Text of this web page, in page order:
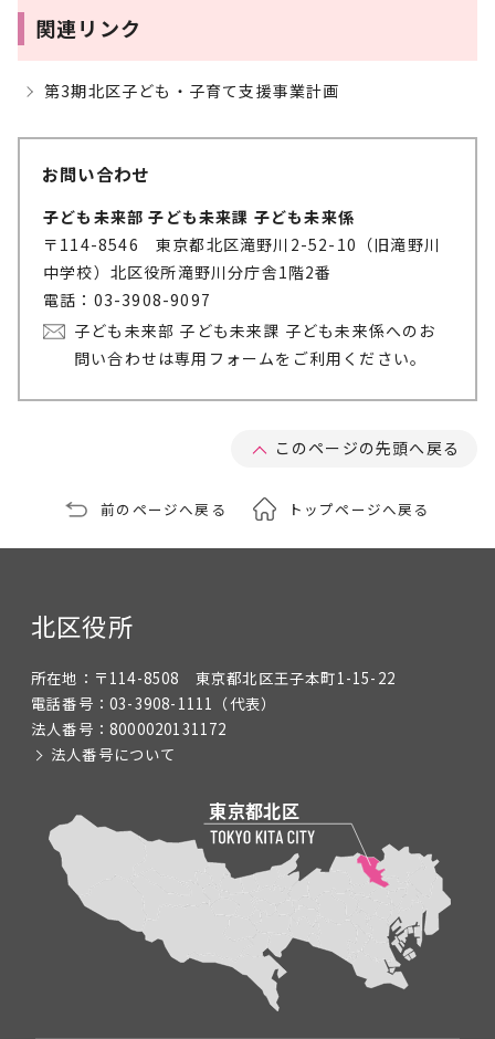
関連リンク
第3期北区子ども・子育て支援事業計画
お問い合わせ
子ども未来部 子ども未来課 子ども未来係
〒114-8546 東京都北区滝野川2-52-10（旧滝野川
中学校）北区役所滝野川分庁舎1階2番
電話：03-3908-9097
子ども未来部 子ども未来課 子ども未来係へのお
問い合わせは専用フォームをご利用ください。
このページの先頭へ戻る
前のページへ戻る トップページへ戻る
北区役所
所在地： 〒114-8508 東京都北区王子本町1-15-22
電話番号： 03-3908-1111 （代表）
法人番号： 8000020131172
法人番号について